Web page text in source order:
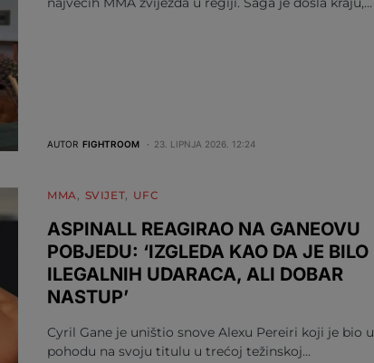
AUTOR FIGHTROOM 23. LIPNJA 2026. 12:24
MMA SVIJET UFC
ASPINALL REAGIRAO NA GANEOVU
POBJEDU: ‘IZGLEDA KAO DA JE BILO
ILEGALNIH UDARACA, ALI DOBAR
NASTUP’
Cyril Gane je uništio snove Alexu Pereiri koji je bio u
pohodu na svoju titulu u trećoj težinskoj…